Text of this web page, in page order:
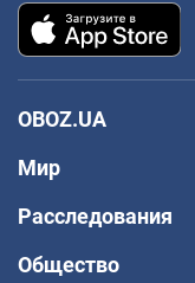
OBOZ.UA
Мир
Расследования
Общество